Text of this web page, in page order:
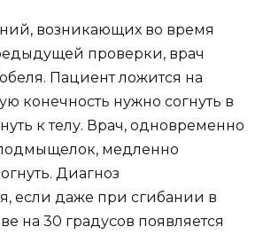
возникающих во время
проверки, врач
Пациент ложится на
конечность нужно согнуть в
к телу. Врач, одновременно
медленно
Диагноз
если даже при сгибании в
на 30 градусов появляется